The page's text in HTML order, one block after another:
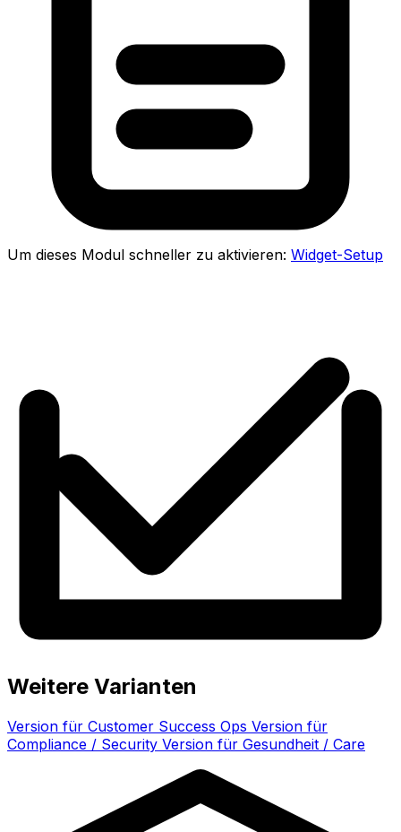
Um dieses Modul schneller zu aktivieren: Widget-Setup
Weitere Varianten
Version für Customer Success Ops Version für
Compliance / Security Version für Gesundheit / Care